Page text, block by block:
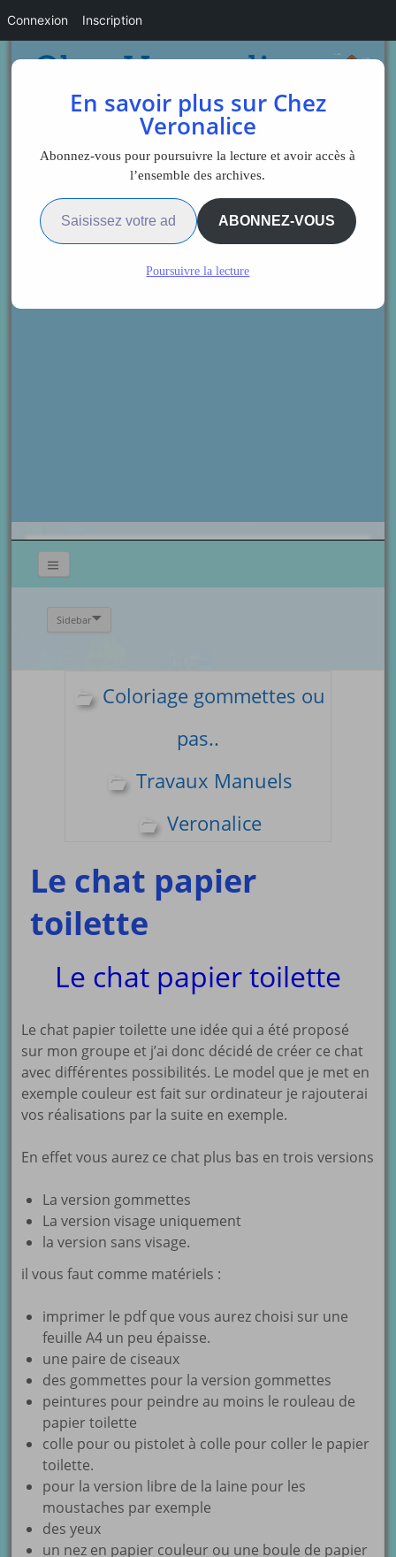
Sidebar
Coloriage gommettes ou
pas..
Travaux Manuels
Veronalice
Le chat papier
toilette
Le chat papier toilette
Le chat papier toilette une idée qui a été proposé
sur mon groupe et j’ai donc décidé de créer ce chat
avec différentes possibilités. Le model que je met en
exemple couleur est fait sur ordinateur je rajouterai
vos réalisations par la suite en exemple.
En effet vous aurez ce chat plus bas en trois versions
La version gommettes
La version visage uniquement
la version sans visage.
il vous faut comme matériels :
imprimer le pdf que vous aurez choisi sur une
feuille A4 un peu épaisse.
une paire de ciseaux
des gommettes pour la version gommettes
peintures pour peindre au moins le rouleau de
papier toilette
colle pour ou pistolet à colle pour coller le papier
toilette.
pour la version libre de la laine pour les
moustaches par exemple
des yeux
un nez en papier couleur ou une boule de papier
En savoir plus sur Chez
Veronalice
Abonnez-vous pour poursuivre la lecture et avoir accès à
l’ensemble des archives.
Saisissez votre adresse e-mail…
ABONNEZ-VOUS
Poursuivre la lecture
Connexion Inscription